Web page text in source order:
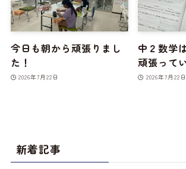
今日も朝から頑張りまし
た！
2026年7月22日
中２数学
頑張って
2026年7月22日
新着記事